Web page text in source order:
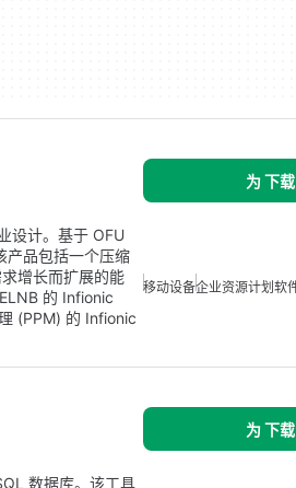
为 下载
设计。基于 OFU
产品包括一个压缩
增长而扩展的能
的 Infionic
(PPM) 的 Infionic
移动设备企业资源计划软
为 下载
数据库。该工具